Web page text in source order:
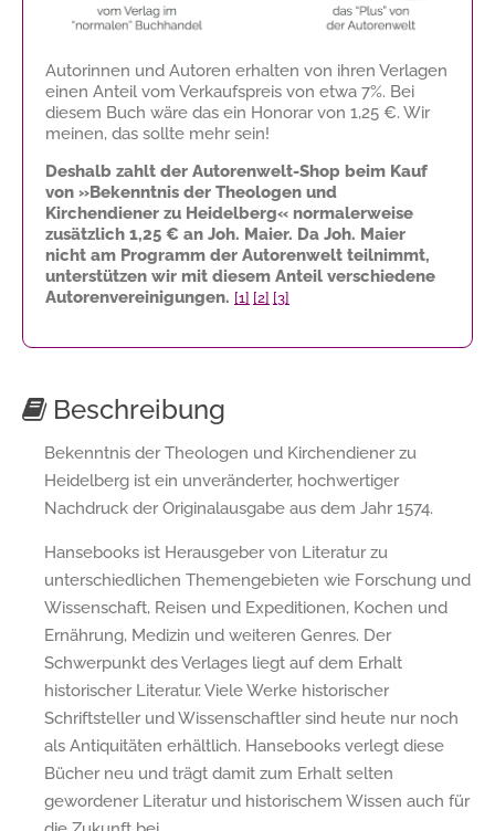
Autorinnen und Autoren erhalten von ihren Verlagen
einen Anteil vom Verkaufspreis von etwa 7%. Bei
diesem Buch wäre das ein Honorar von 1,25 €. Wir
meinen, das sollte mehr sein!
Deshalb zahlt der Autorenwelt-Shop beim Kauf
von »Bekenntnis der Theologen und
Kirchendiener zu Heidelberg« normalerweise
zusätzlich 1,25 € an Joh. Maier. Da Joh. Maier
nicht am Programm der Autorenwelt teilnimmt,
unterstützen wir mit diesem Anteil verschiedene
Autorenvereinigungen. [1] [2] [3]
Beschreibung
Bekenntnis der Theologen und Kirchendiener zu
Heidelberg ist ein unveränderter, hochwertiger
Nachdruck der Originalausgabe aus dem Jahr 1574.
Hansebooks ist Herausgeber von Literatur zu
unterschiedlichen Themengebieten wie Forschung und
Wissenschaft, Reisen und Expeditionen, Kochen und
Ernährung, Medizin und weiteren Genres. Der
Schwerpunkt des Verlages liegt auf dem Erhalt
historischer Literatur. Viele Werke historischer
Schriftsteller und Wissenschaftler sind heute nur noch
als Antiquitäten erhältlich. Hansebooks verlegt diese
Bücher neu und trägt damit zum Erhalt selten
gewordener Literatur und historischem Wissen auch für